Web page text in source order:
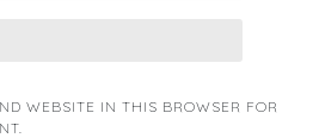
WEBSITE IN THIS BROWSER FOR